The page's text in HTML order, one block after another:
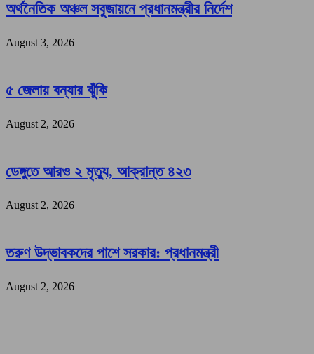
অর্থনৈতিক অঞ্চল সবুজায়নে প্রধানমন্ত্রীর নির্দেশ
August 3, 2026
৫ জেলায় বন্যার ঝুঁকি
August 2, 2026
ডেঙ্গুতে আরও ২ মৃত্যু, আক্রান্ত ৪২৩
August 2, 2026
তরুণ উদ্ভাবকদের পাশে সরকার: প্রধানমন্ত্রী
August 2, 2026